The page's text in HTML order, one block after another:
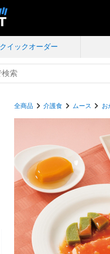
クイックオーダー
全商品 介護食 ムース お